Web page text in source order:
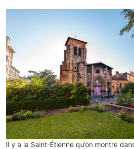
Il y a la Saint-Étienne qu’on montre